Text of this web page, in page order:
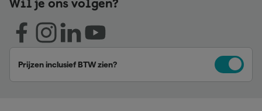
Wil je ons volgen?
Prijzen inclusief BTW zien?